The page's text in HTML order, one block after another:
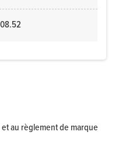
et au règlement de marque